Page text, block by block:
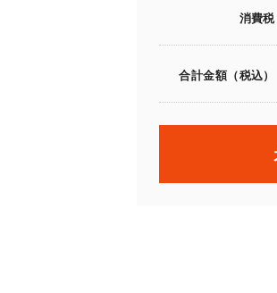
消費税
合計金額（税込）